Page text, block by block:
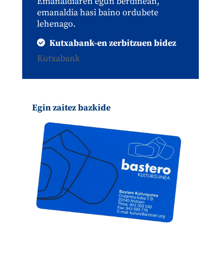
emanaldia hasi baino ordubete
lehenago.
Kutxabank-en zerbitzuen bidez
Kutxabank
Egin zaitez bazkide